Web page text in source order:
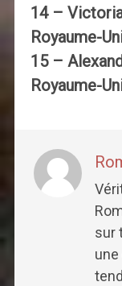
14 –
Royaume-
15 –
Royaume-
sur